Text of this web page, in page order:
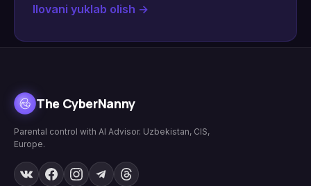
Ilovani yuklab olish →
The CyberNanny
Parental control with AI Advisor. Uzbekistan, CIS,
Europe.